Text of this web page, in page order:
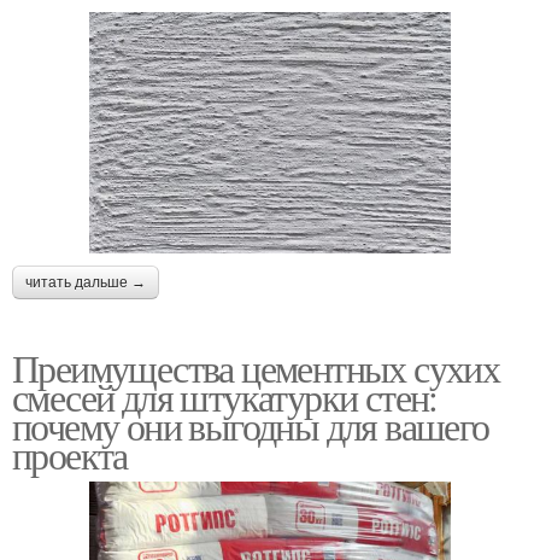
читать дальше →
Преимущества цементных сухих
смесей для штукатурки стен:
почему они выгодны для вашего
проекта